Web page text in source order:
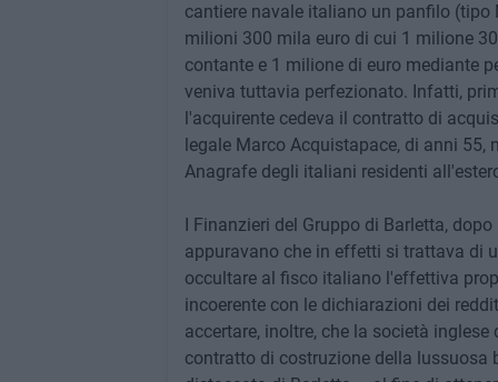
cantiere navale italiano un panfilo
milioni 300 mila euro di cui 1 milione
contante e 1 milione di euro mediante
veniva tuttavia perfezionato. Infatti,
l'acquirente cedeva il contratto di
legale Marco Acquistapace, di anni 55,
Anagrafe degli italiani residenti
I Finanzieri del Gruppo di Barletta,
appuravano che in effetti si trattava di
occultare al fisco italiano l'effettiva
incoerente con le dichiarazioni dei
accertare, inoltre, che la società
contratto di costruzione della lussuosa